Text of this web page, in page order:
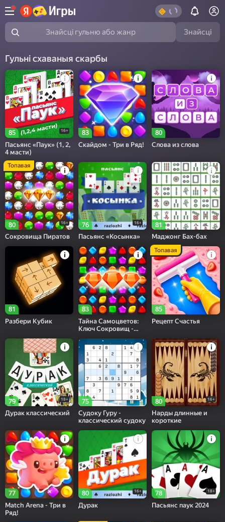
Знайсці гульню або жанр Знайсці
Гульні схаваныя скарбы
85 16+
Пасьянс «Паук» (1, 2,
4 масти)
83
Скайдом - Три в Ряд!
80
Слова из слова
80 16+
Топавая
Сокровища Пиратов
76 16+
Пасьянс «Косынка»
81
Маджонг Бах-бах
81
Разбери Кубик
83
Тайна Самоцветов:
Ключ Сокровищ -
85
Топавая
Рецепт Счастья
79 18+
Дурак классический
75
Судоку Гуру -
классический судоку
80 16+
Нарды длинные и
короткие
77
Match Arena - Три в
Ряд!
80 16+
Дурак
78 18+
Пасьянс паук 2024